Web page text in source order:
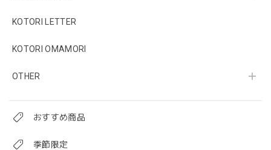
KOTORI LETTER
KOTORI OMAMORI
OTHER
おすすめ商品
季節限定